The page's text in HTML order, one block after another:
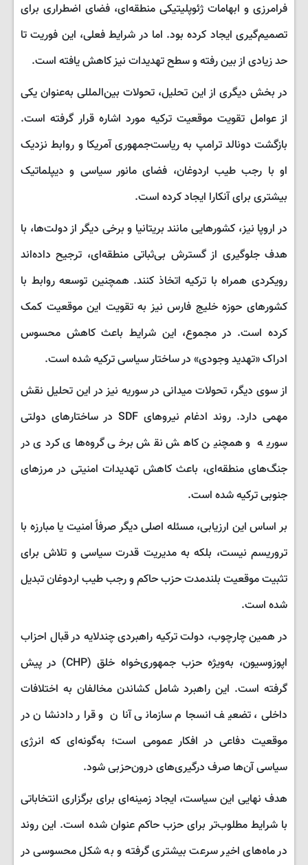
فرامرزی و ابهامات ژئوپلیتیکی منطقه‌ای، فضای اضطراری برای
تصمیم‌گیری ایجاد کرده بود. اما در شرایط فعلی، این فوریت تا
حد زیادی از بین رفته و سطح تهدیدات نیز کاهش یافته است.
در بخش دیگری از این تحلیل، تحولات بین‌المللی به‌عنوان یکی
از عوامل تقویت موقعیت ترکیه مورد اشاره قرار گرفته است.
بازگشت دونالد ترامپ به ریاست‌جمهوری آمریکا و روابط نزدیک
او با رجب طیب اردوغان، فضای مانور سیاسی و دیپلماتیک
بیشتری برای آنکارا ایجاد کرده است.
در اروپا نیز، کشورهایی مانند بریتانیا و برخی دیگر از دولت‌ها، با
هدف جلوگیری از گسترش بی‌ثباتی منطقه‌ای، ترجیح داده‌اند
رویکردی همراه با ترکیه اتخاذ کنند. همچنین توسعه روابط با
کشورهای حوزه خلیج فارس نیز به تقویت این موقعیت کمک
کرده است. در مجموع، این شرایط باعث کاهش محسوس
ادراک «تهدید وجودی» در ساختار سیاسی ترکیه شده است.
از سوی دیگر، تحولات میدانی در سوریه نیز در این تحلیل نقش
مهمی دارد. روند ادغام نیروهای SDF در ساختارهای دولتی
سوریه و همچنین کاهش نقش برخی گروه‌های کردی در
جنگ‌های منطقه‌ای، باعث کاهش تهدیدات امنیتی در مرزهای
جنوبی ترکیه شده است.
بر اساس این ارزیابی، مسئله اصلی دیگر صرفاً امنیت یا مبارزه با
تروریسم نیست، بلکه به مدیریت قدرت سیاسی و تلاش برای
تثبیت موقعیت بلندمدت حزب حاکم و رجب طیب اردوغان تبدیل
شده است.
در همین چارچوب، دولت ترکیه راهبردی چندلایه در قبال احزاب
اپوزوسیون، به‌ویژه حزب جمهوری‌خواه خلق (CHP) در پیش
گرفته است. این راهبرد شامل کشاندن مخالفان به اختلافات
داخلی، تضعیف انسجام سازمانی آنان و قرار دادنشان در
موقعیت دفاعی در افکار عمومی است؛ به‌گونه‌ای که انرژی
سیاسی آن‌ها صرف درگیری‌های درون‌حزبی شود.
هدف نهایی این سیاست، ایجاد زمینه‌ای برای برگزاری انتخاباتی
با شرایط مطلوب‌تر برای حزب حاکم عنوان شده است. این روند
در ماه‌های اخیر سرعت بیشتری گرفته و به شکل محسوسی در